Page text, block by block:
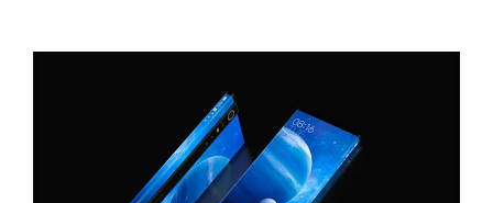
40W-
os,
olcsó
bluetooth